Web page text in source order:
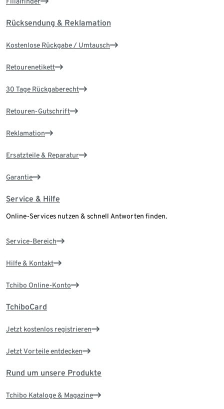
Rücksendung & Reklamation
Kostenlose Rückgabe / Umtausch
Retourenetikett
30 Tage Rückgaberecht
Retouren-Gutschrift
Reklamation
Ersatzteile & Reparatur
Garantie
Service & Hilfe
Online-Services nutzen & schnell Antworten finden.
Service-Bereich
Hilfe & Kontakt
Tchibo Online-Konto
TchiboCard
Jetzt kostenlos registrieren
Jetzt Vorteile entdecken
Rund um unsere Produkte
Tchibo Kataloge & Magazine